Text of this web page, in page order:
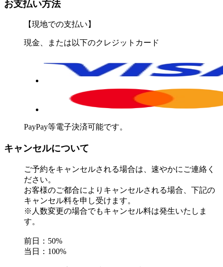
お支払い方法
【現地での支払い】
現金、または以下のクレジットカード
PayPay等電子決済可能です。
キャンセルについて
ご予約をキャンセルされる場合は、速やかにご連絡く
ださい。
お客様のご都合によりキャンセルされる場合、下記の
キャンセル料を申し受けます。
※人数変更の場合でもキャンセル料は発生いたしま
す。
前日：50%
当日：100%